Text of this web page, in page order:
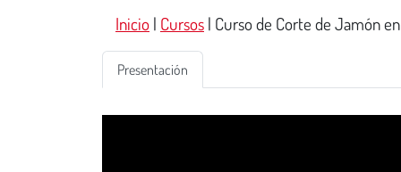
Inicio | Cursos | Curso de Corte de Jamón
Presentación